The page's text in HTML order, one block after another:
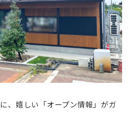
に、嬉しい「オープン情報」がガ